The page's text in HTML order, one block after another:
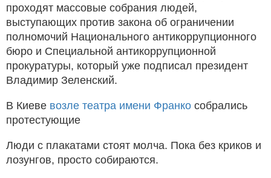
проходят массовые собрания людей,
выступающих против закона об ограничении
полномочий Национального антикоррупционного
бюро и Специальной антикоррупционной
прокуратуры, который уже подписал президент
Владимир Зеленский.
В Киеве возле театра имени Франко собрались
протестующие
Люди с плакатами стоят молча. Пока без криков и
лозунгов, просто собираются.